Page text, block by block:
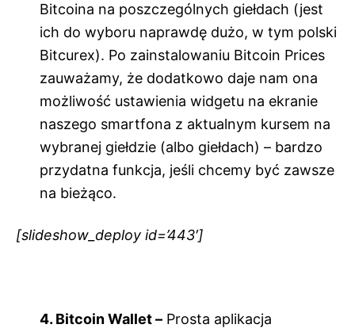
Bitcoina na poszczególnych giełdach (jest
ich do wyboru naprawdę dużo, w tym polski
Bitcurex). Po zainstalowaniu Bitcoin Prices
zauważamy, że dodatkowo daje nam ona
możliwość ustawienia widgetu na ekranie
naszego smartfona z aktualnym kursem na
wybranej giełdzie (albo giełdach) – bardzo
przydatna funkcja, jeśli chcemy być zawsze
na bieżąco.
[slideshow_deploy id=’443′]
4. Bitcoin Wallet – Prosta aplikacja